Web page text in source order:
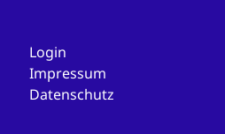
Login
Impressum
Datenschutz